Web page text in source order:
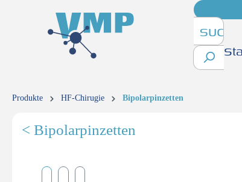
springen
Produkte HF-Chirugie Bipolarpinzetten
< Bipolarpinzetten